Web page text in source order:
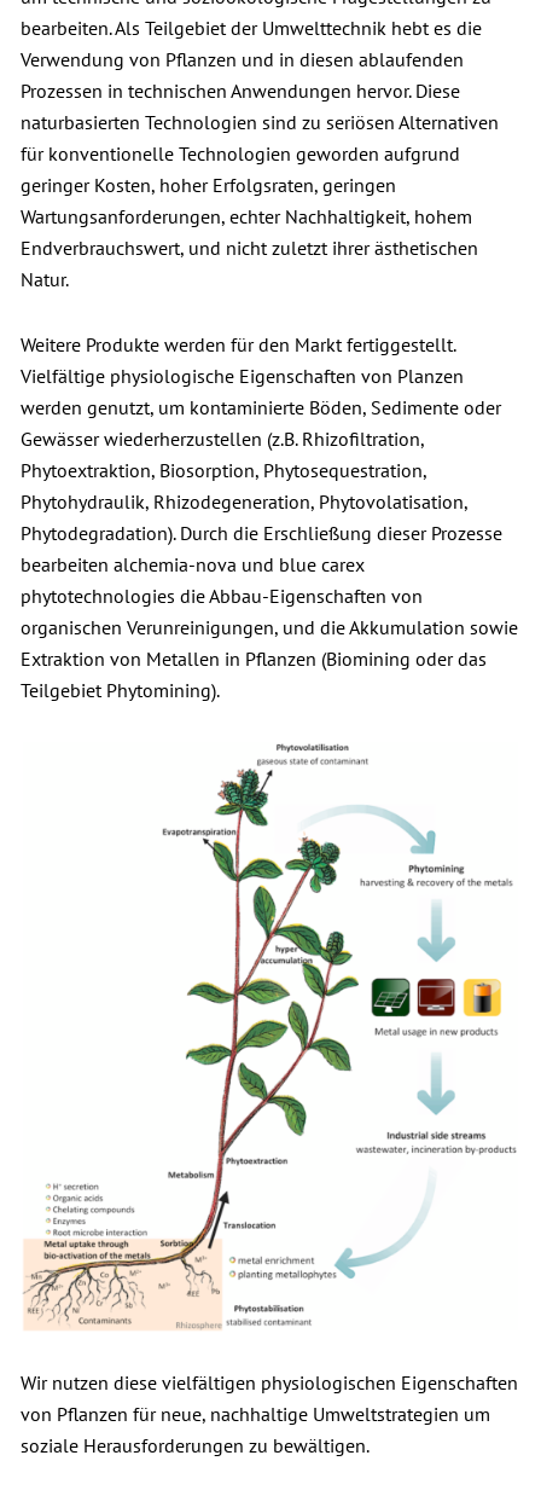
bearbeiten. Als Teilgebiet der Umwelttechnik hebt es die
Verwendung von Pflanzen und in diesen ablaufenden
Prozessen in technischen Anwendungen hervor. Diese
naturbasierten Technologien sind zu seriösen Alternativen
für konventionelle Technologien geworden aufgrund
geringer Kosten, hoher Erfolgsraten, geringen
Wartungsanforderungen, echter Nachhaltigkeit, hohem
Endverbrauchswert, und nicht zuletzt ihrer ästhetischen
Natur.
Weitere Produkte werden für den Markt fertiggestellt.
Vielfältige physiologische Eigenschaften von Planzen
werden genutzt, um kontaminierte Böden, Sedimente oder
Gewässer wiederherzustellen (z.B. Rhizofiltration,
Phytoextraktion, Biosorption, Phytosequestration,
Phytohydraulik, Rhizodegeneration, Phytovolatisation,
Phytodegradation). Durch die Erschließung dieser Prozesse
bearbeiten alchemia-nova und blue carex
phytotechnologies die Abbau-Eigenschaften von
organischen Verunreinigungen, und die Akkumulation sowie
Extraktion von Metallen in Pflanzen (Biomining oder das
Teilgebiet Phytomining).
Wir nutzen diese vielfältigen physiologischen Eigenschaften
von Pflanzen für neue, nachhaltige Umweltstrategien um
soziale Herausforderungen zu bewältigen.